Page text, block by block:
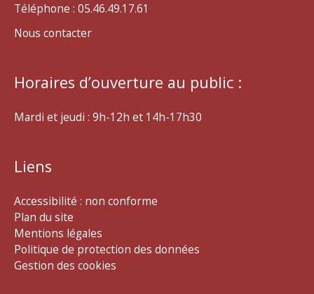
Téléphone : 05.46.49.17.61
Nous contacter
Horaires d’ouverture au public :
Mardi et jeudi : 9h-12h et 14h-17h30
Liens
Accessibilité : non conforme
Plan du site
Mentions légales
Politique de protection des données
Gestion des cookies